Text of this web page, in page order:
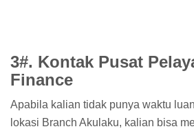
3#. Kontak Pusat
Finance
Apabila kalian tidak punya waktu
lokasi Branch Akulaku, kalian bisa